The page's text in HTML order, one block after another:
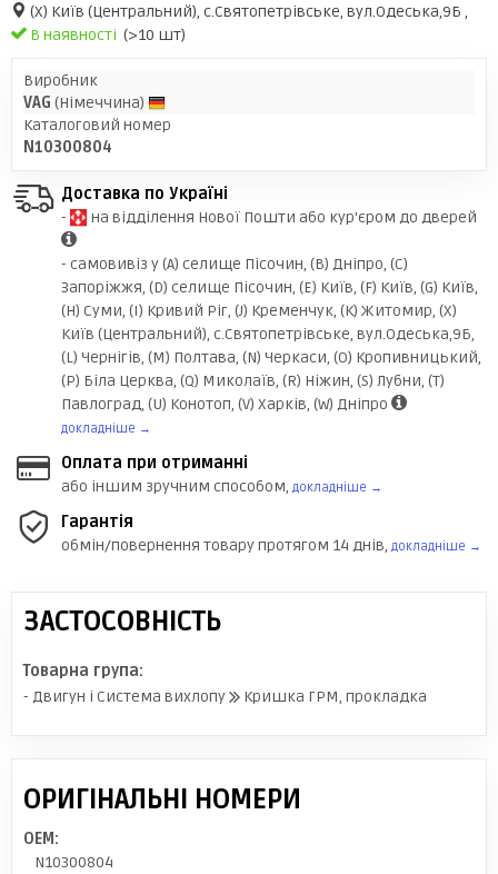
(X) Київ (Центральний), с.Святопетрівське, вул.Одеська,9Б ,
В наявності (>10 шт)
Виробник
VAG (Німеччина)
Каталоговий номер
N10300804
Доставка по Україні
-
на відділення Нової Пошти або кур'єром до дверей
- самовивіз у (A) селище Пісочин, (B) Дніпро, (C)
Запоріжжя, (D) селище Пісочин, (E) Київ, (F) Київ, (G) Київ,
(H) Суми, (I) Кривий Ріг, (J) Кременчук, (K) Житомир, (X)
Київ (Центральний), с.Святопетрівське, вул.Одеська,9Б,
(L) Чернігів, (M) Полтава, (N) Черкаси, (O) Кропивницький,
(P) Біла Церква, (Q) Миколаїв, (R) Ніжин, (S) Лубни, (Т)
Павлоград, (U) Конотоп, (V) Харків, (W) Дніпро
докладніше →
Оплата при отриманні
або іншим зручним способом, докладніше →
Гарантія
обмін/повернення товару протягом 14 днів, докладніше →
ЗАСТОСОВНІСТЬ
Товарна група:
- Двигун і Система вихлопу
Кришка ГРМ, прокладка
ОРИГІНАЛЬНІ НОМЕРИ
OEM:
N10300804